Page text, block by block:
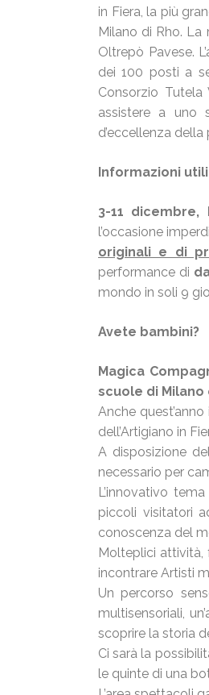
in Fiera, la più
Milano di Rho.
Oltrepò Pavese.
dei 100 posti a
Consorzio Tutela
assistere a uno
d’eccellenza della
Informazioni utili
3-11 dicembre,
l’occasione
originali e di
performance di
mondo in soli 9
Avete bambini?
Magica
scuole di Milano
Anche
dell’Artigiano in
A disposizione
necessario per
L’innovativo
piccoli visitatori
conoscenza del
Molteplici attività,
incontrare Artisti
Un percorso
multisensoriali,
scoprire la storia
Ci sarà la
le quinte di una